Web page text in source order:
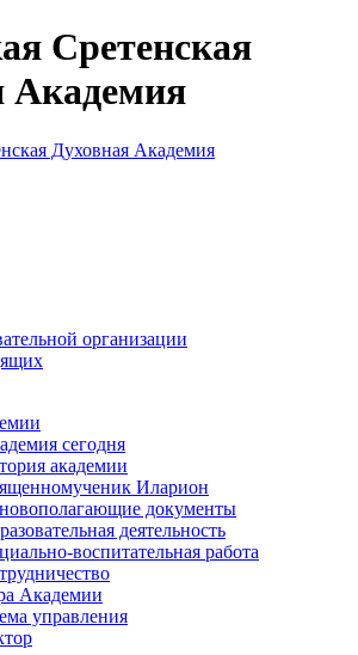
Сретенская
Академия
организации
сегодня
академии
Иларион
документы
деятельность
воспитательная работа
Академии
управления